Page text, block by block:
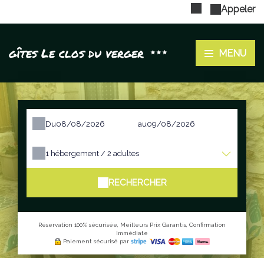
Appeler
gîtes Le clos du verger MENU
Du au
1 hébergement / 2 adultes
RECHERCHER
Réservation 100% sécurisée, Meilleurs Prix Garantis, Confirmation
Immédiate
Paiement sécurisé par